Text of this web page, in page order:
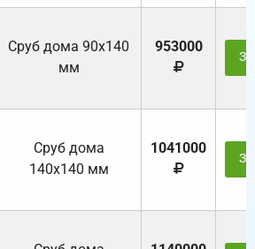
Cруб дома 90x140
мм
953000
Cруб дома
140х140 мм
1041000